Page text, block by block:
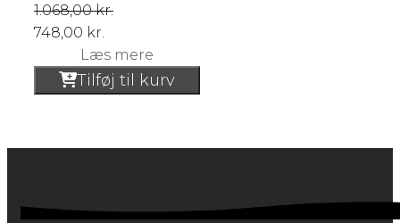
1.068,00kr.
748,00 kr.
Læs mere
Tilføj til kurv